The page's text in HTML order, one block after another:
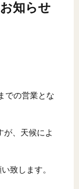
知らせ
での営業とな
が、天候によ
致します。